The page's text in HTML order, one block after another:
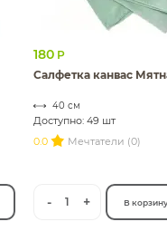
180 Р
Салфетка канвас
40 см
Доступно: 49 шт
0.0
Мечтатели (0)
- 1 + В корзину